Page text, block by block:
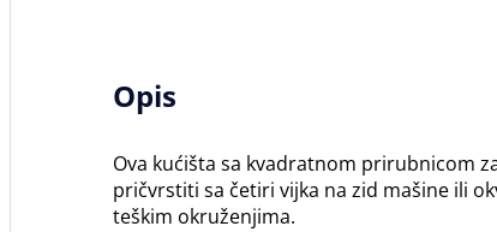
Opis
Ova kućišta sa kvadratnom prirubnicom
pričvrstiti sa četiri vijka na zid mašine ili
teškim okruženjima.